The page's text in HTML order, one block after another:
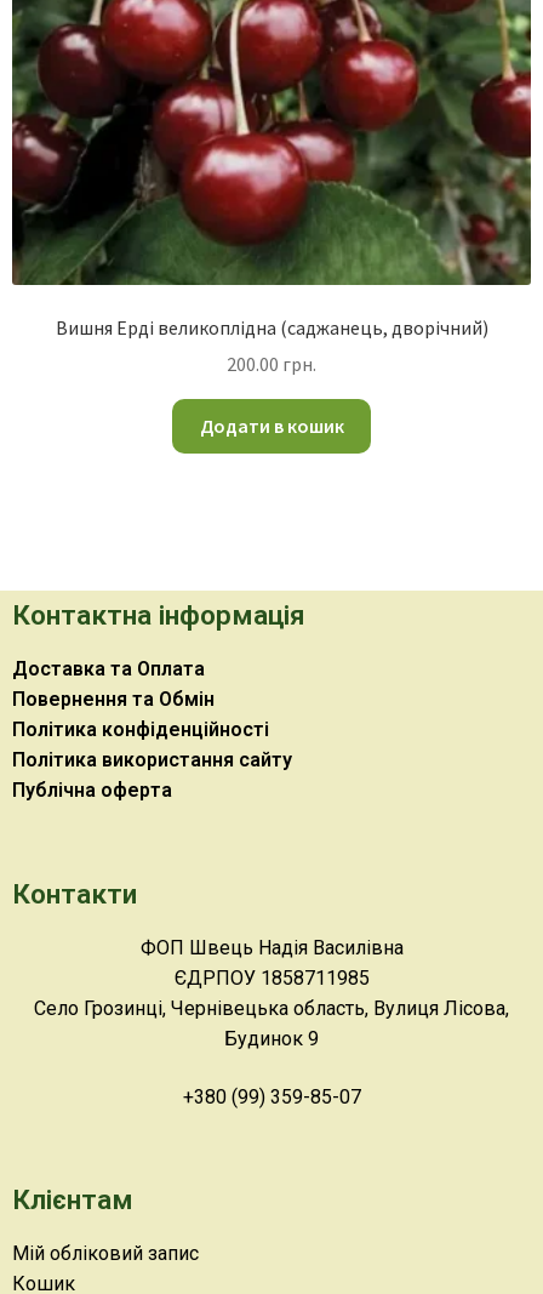
Вишня Ерді великоплідна (саджанець, дворічний)
200.00 грн.
Додати в кошик
Контактна інформація
Доставка та Оплата
Повернення та Обмін
Політика конфіденційності
Політика використання сайту
Публічна оферта
Контакти
ФОП Швець Надія Василівна
ЄДРПОУ 1858711985
Село Грозинці, Чернівецька область, Вулиця Лісова,
Будинок 9
+380 (99) 359-85-07
Клієнтам
Мій обліковий запис
Кошик